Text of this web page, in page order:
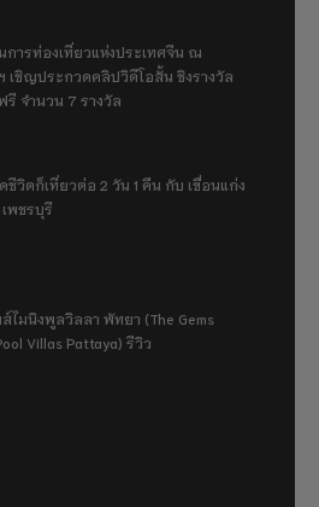
การท่องเที่ยวแห่งประเทศจีน ณ
เชิญประกวดคลิปวิดีโอสั้น ชิงรางวัล
รี จำนวน 7 รางวัล
ชีวิตก็เที่ยวต่อ 2 วัน 1 คืน กับ เขื่อนแก่ง
พชรบุรี
ส์ไมนิงพูลวิลลา พัทยา (The Gems
Villas Pattaya) รีวิว